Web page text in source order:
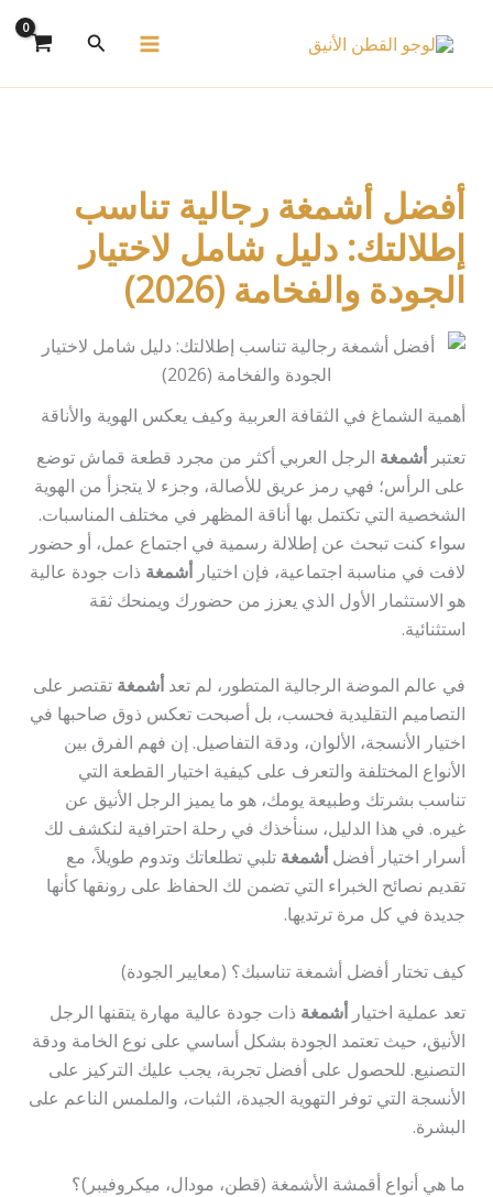
البحث
أفضل أشمغة رجالية تناسب
إطلالتك: دليل شامل لاختيار
الجودة والفخامة (2026)
أهمية الشماغ في الثقافة العربية وكيف يعكس الهوية والأناقة
تعتبر أشمغة الرجل العربي أكثر من مجرد قطعة قماش توضع
على الرأس؛ فهي رمز عريق للأصالة، وجزء لا يتجزأ من الهوية
الشخصية التي تكتمل بها أناقة المظهر في مختلف المناسبات.
سواء كنت تبحث عن إطلالة رسمية في اجتماع عمل، أو حضور
لافت في مناسبة اجتماعية، فإن اختيار أشمغة ذات جودة عالية
هو الاستثمار الأول الذي يعزز من حضورك ويمنحك ثقة
استثنائية.
في عالم الموضة الرجالية المتطور، لم تعد أشمغة تقتصر على
التصاميم التقليدية فحسب، بل أصبحت تعكس ذوق صاحبها في
اختيار الأنسجة، الألوان، ودقة التفاصيل. إن فهم الفرق بين
الأنواع المختلفة والتعرف على كيفية اختيار القطعة التي
تناسب بشرتك وطبيعة يومك، هو ما يميز الرجل الأنيق عن
غيره. في هذا الدليل، سنأخذك في رحلة احترافية لنكشف لك
أسرار اختيار أفضل أشمغة تلبي تطلعاتك وتدوم طويلاً، مع
تقديم نصائح الخبراء التي تضمن لك الحفاظ على رونقها كأنها
جديدة في كل مرة ترتديها.
كيف تختار أفضل أشمغة تناسبك؟ (معايير الجودة)
تعد عملية اختيار أشمغة ذات جودة عالية مهارة يتقنها الرجل
الأنيق، حيث تعتمد الجودة بشكل أساسي على نوع الخامة ودقة
التصنيع. للحصول على أفضل تجربة، يجب عليك التركيز على
الأنسجة التي توفر التهوية الجيدة، الثبات، والملمس الناعم على
البشرة.
ما هي أنواع أقمشة الأشمغة (قطن، مودال، ميكروفيبر)؟